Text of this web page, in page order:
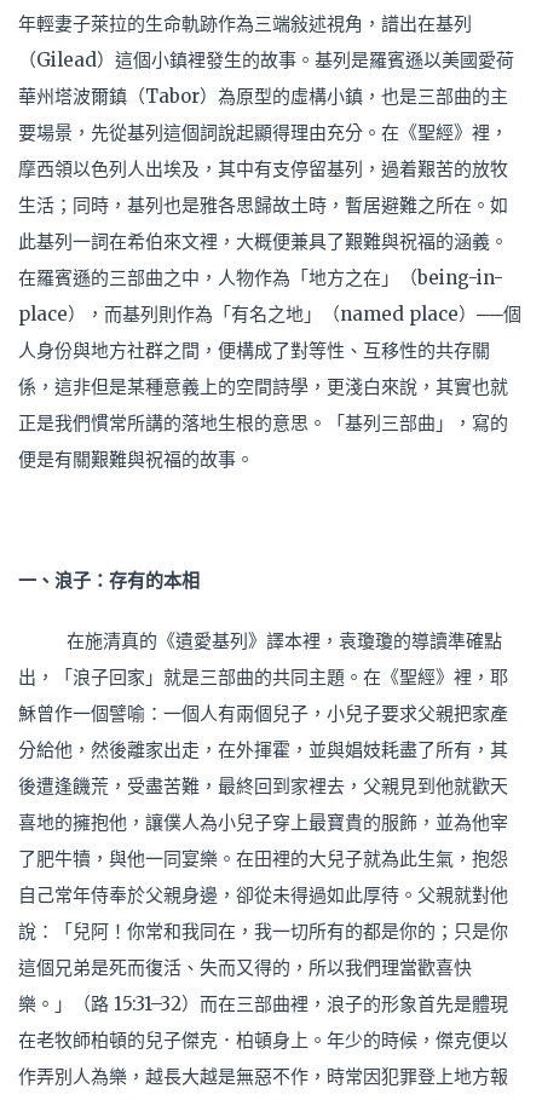
年輕妻子萊拉的生命軌跡作為三端敍述視角，譜出在基列
（Gilead）這個小鎮裡發生的故事。基列是羅賓遜以美國愛荷
華州塔波爾鎮（Tabor）為原型的虛構小鎮，也是三部曲的主
要場景，先從基列這個詞說起顯得理由充分。在《聖經》裡，
摩西領以色列人出埃及，其中有支停留基列，過着艱苦的放牧
生活；同時，基列也是雅各思歸故土時，暫居避難之所在。如
此基列一詞在希伯來文裡，大概便兼具了艱難與祝福的涵義。
在羅賓遜的三部曲之中，人物作為「地方之在」（being-in-
place），而基列則作為「有名之地」（named place）──個
人身份與地方社群之間，便構成了對等性、互移性的共存關
係，這非但是某種意義上的空間詩學，更淺白來說，其實也就
正是我們慣常所講的落地生根的意思。「基列三部曲」，寫的
便是有關艱難與祝福的故事。
一、浪子：存有的本相
在施清真的《遺愛基列》譯本裡，袁瓊瓊的導讀準確點
出，「浪子回家」就是三部曲的共同主題。在《聖經》裡，耶
穌曾作一個譬喻：一個人有兩個兒子，小兒子要求父親把家產
分給他，然後離家出走，在外揮霍，並與娼妓耗盡了所有，其
後遭逢饑荒，受盡苦難，最終回到家裡去，父親見到他就歡天
喜地的擁抱他，讓僕人為小兒子穿上最寶貴的服飾，並為他宰
了肥牛犢，與他一同宴樂。在田裡的大兒子就為此生氣，抱怨
自己常年侍奉於父親身邊，卻從未得過如此厚待。父親就對他
說：「兒阿！你常和我同在，我一切所有的都是你的；只是你
這個兄弟是死而復活、失而又得的，所以我們理當歡喜快
樂。」（路 15:31–32）而在三部曲裡，浪子的形象首先是體現
在老牧師柏頓的兒子傑克．柏頓身上。年少的時候，傑克便以
作弄別人為樂，越長大越是無惡不作，時常因犯罪登上地方報